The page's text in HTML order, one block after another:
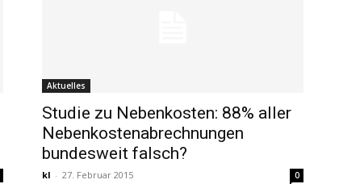
Aktuelles
Studie zu Nebenkosten: 88% aller
Nebenkostenabrechnungen
bundesweit falsch?
kl - 27. Februar 2015 0